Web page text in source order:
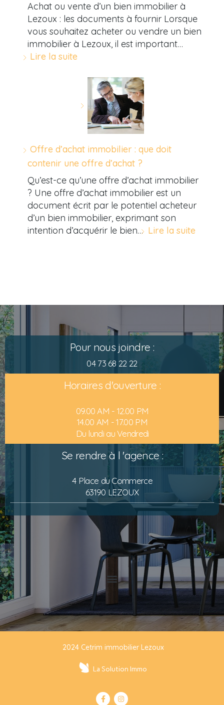
Achat ou vente d’un bien immobilier à
Lezoux : les documents à fournir Lorsque
vous souhaitez acheter ou vendre un bien
immobilier à Lezoux, il est important…
Lire la suite
Offre d’achat immobilier : que doit
contenir une offre d’achat ?
Qu’est-ce qu’une offre d’achat immobilier
? Une offre d’achat immobilier est un
document écrit par le potentiel acheteur
d’un bien immobilier, exprimant son
intention d’acquérir le bien… Lire la suite
Pour nous joindre :
04 73 68 22 22
Horaires d'ouverture :
09.00 AM - 12.00 PM
14.00 AM - 17.00 PM
Du lundi au Vendredi
Se rendre à l 'agence :
4 Place du Commerce
63190 LEZOUX
2024 Cetrim immobilier Lezoux
La Solution Immo